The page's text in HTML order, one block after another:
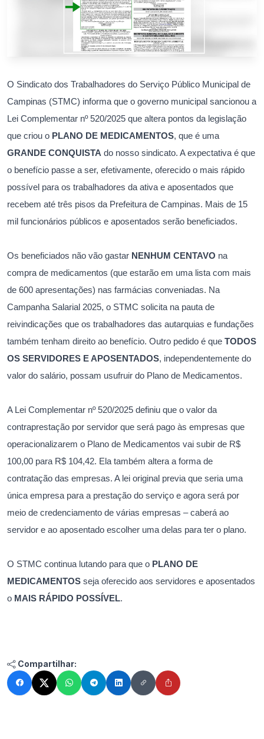
O Sindicato dos Trabalhadores do Serviço Público Municipal de
Campinas (STMC) informa que o governo municipal sancionou a
Lei Complementar nº 520/2025 que altera pontos da legislação
que criou o PLANO DE MEDICAMENTOS, que é uma
GRANDE CONQUISTA do nosso sindicato. A expectativa é que
o benefício passe a ser, efetivamente, oferecido o mais rápido
possível para os trabalhadores da ativa e aposentados que
recebem até três pisos da Prefeitura de Campinas. Mais de 15
mil funcionários públicos e aposentados serão beneficiados.
Os beneficiados não vão gastar NENHUM CENTAVO na
compra de medicamentos (que estarão em uma lista com mais
de 600 apresentações) nas farmácias conveniadas. Na
Campanha Salarial 2025, o STMC solicita na pauta de
reivindicações que os trabalhadores das autarquias e fundações
também tenham direito ao benefício. Outro pedido é que TODOS
OS SERVIDORES E APOSENTADOS, independentemente do
valor do salário, possam usufruir do Plano de Medicamentos.
A Lei Complementar nº 520/2025 definiu que o valor da
contraprestação por servidor que será pago às empresas que
operacionalizarem o Plano de Medicamentos vai subir de R$
100,00 para R$ 104,42. Ela também altera a forma de
contratação das empresas. A lei original previa que seria uma
única empresa para a prestação do serviço e agora será por
meio de credenciamento de várias empresas – caberá ao
servidor e ao aposentado escolher uma delas para ter o plano.
O STMC continua lutando para que o PLANO DE
MEDICAMENTOS seja oferecido aos servidores e aposentados
o MAIS RÁPIDO POSSÍVEL.
Compartilhar: